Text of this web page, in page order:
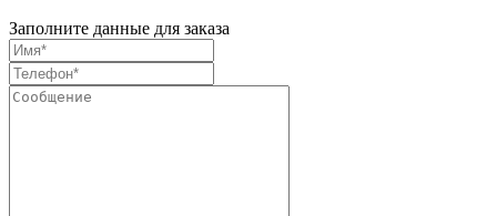
Заполните данные для заказа